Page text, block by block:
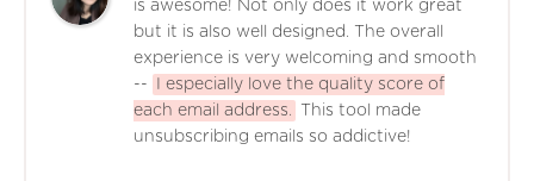
is awesome! Not only does it work great
but it is also well designed. The overall
experience is very welcoming and smooth
--
I especially love the quality score of
each email address.
This tool made
unsubscribing emails so addictive!